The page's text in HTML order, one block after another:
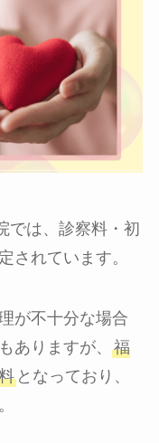
では、診察料・初
されています。
が不十分な場合
ありますが、 福
となっており、